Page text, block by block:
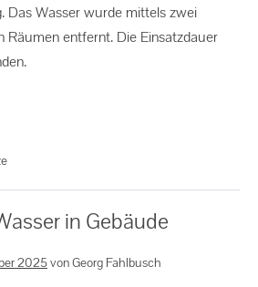
Das Wasser wurde mittels zwei
Räumen entfernt. Die Einsatzdauer
in Gebäude
2025vonGeorg Fahlbusch